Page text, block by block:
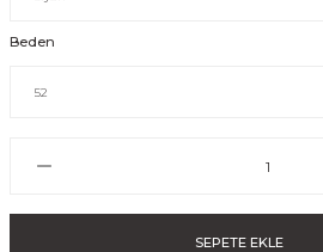
Beden
SEPETE EKLE